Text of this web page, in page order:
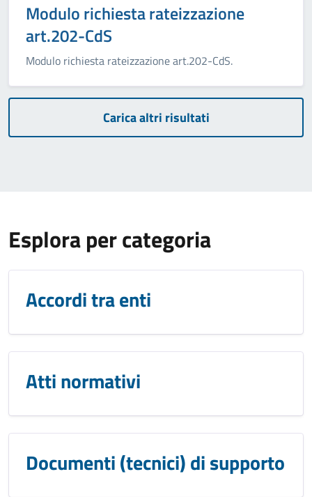
Modulo richiesta rateizzazione
art.202-CdS
Modulo richiesta rateizzazione art.202-CdS.
Carica altri risultati
Esplora per categoria
Accordi tra enti
Atti normativi
Documenti (tecnici) di supporto